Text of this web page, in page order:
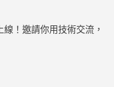
！邀請你用技術交流，